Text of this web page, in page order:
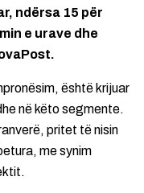
ndërsa 15 për
e urave dhe
është krijuar
në këto segmente.
pritet të nisin
me synim